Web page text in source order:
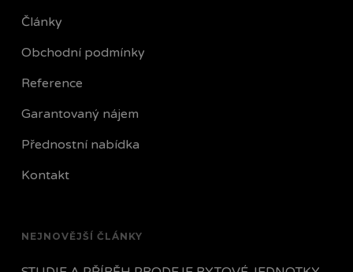
Články
Obchodní podmínky
Reference
Garantovaný nájem
Přednostní nabídka
Kontakt
NEJNOVĚJŠÍ ČLÁNKY